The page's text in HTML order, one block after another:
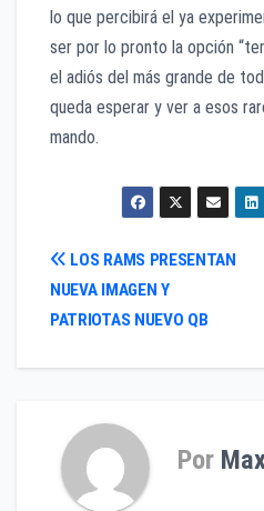
lo que percibirá el ya
ser por lo pronto la opción
el adiós del más grande de
queda esperar y ver a esos
mando.
Navegación
de
entradas
LOS RAMS PRESENTAN
NUEVA IMAGEN Y
PATRIOTAS NUEVO QB
Por